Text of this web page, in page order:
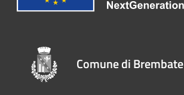
Comune di Brembate